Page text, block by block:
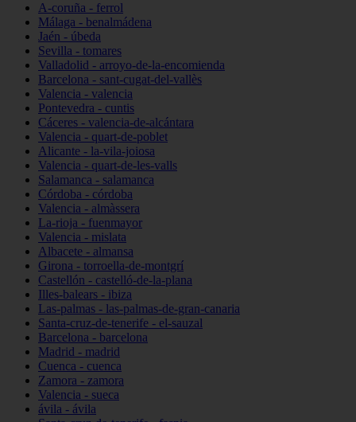
A-coruña - ferrol
Málaga - benalmádena
Jaén - úbeda
Sevilla - tomares
Valladolid - arroyo-de-la-encomienda
Barcelona - sant-cugat-del-vallès
Valencia - valencia
Pontevedra - cuntis
Cáceres - valencia-de-alcántara
Valencia - quart-de-poblet
Alicante - la-vila-joiosa
Valencia - quart-de-les-valls
Salamanca - salamanca
Córdoba - córdoba
Valencia - almàssera
La-rioja - fuenmayor
Valencia - mislata
Albacete - almansa
Girona - torroella-de-montgrí
Castellón - castelló-de-la-plana
Illes-balears - ibiza
Las-palmas - las-palmas-de-gran-canaria
Santa-cruz-de-tenerife - el-sauzal
Barcelona - barcelona
Madrid - madrid
Cuenca - cuenca
Zamora - zamora
Valencia - sueca
ávila - ávila